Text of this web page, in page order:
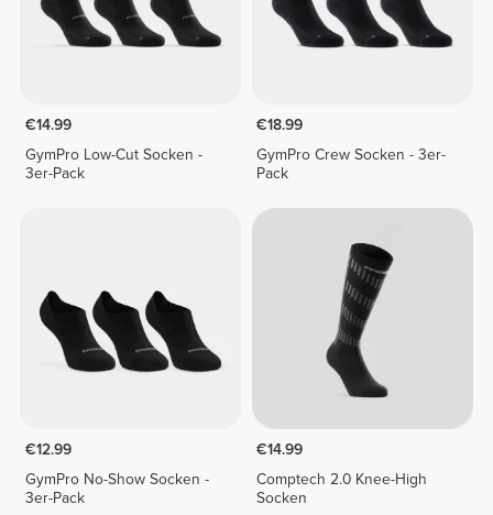
€14.99
GymPro Low-Cut Socken -
3er-Pack
€18.99
GymPro Crew Socken - 3er-
Pack
€12.99
GymPro No-Show Socken -
3er-Pack
€14.99
Comptech 2.0 Knee-High
Socken